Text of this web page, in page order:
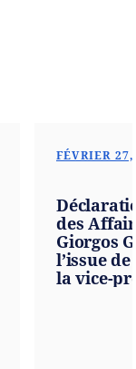
FÉVRIER
des
Giorgos
l’issue
la vice-